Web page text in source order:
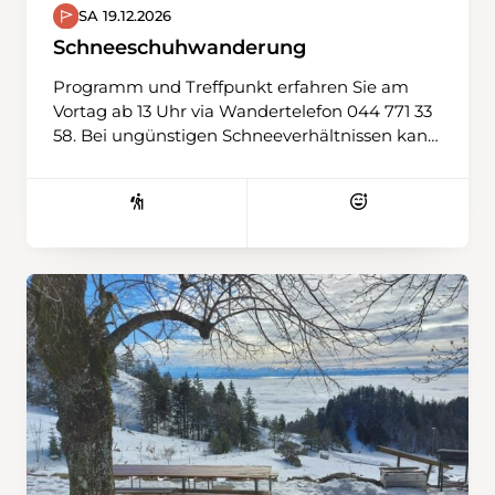
SA 19.12.2026
Schneeschuhwanderung
Programm und Treffpunkt erfahren Sie am
Vortag ab 13 Uhr via Wandertelefon 044 771 33
58. Bei ungünstigen Schneeverhältnissen kann
Ersatz-T-Shirt, Verpflegung aus dem Rucksack,